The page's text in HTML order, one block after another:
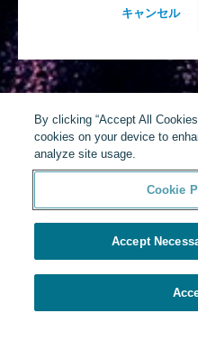
キャンセル
By clicking “Accept All
cookies on your device to
analyze site usage.
Cookie
Accept